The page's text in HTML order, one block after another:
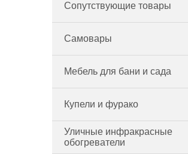
Сопутствующие товары
Самовары
Мебель для бани и сада
Купели и фурако
Уличные инфракрасные
обогреватели